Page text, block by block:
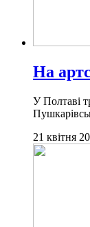
На
У Полтаві
21 квітня